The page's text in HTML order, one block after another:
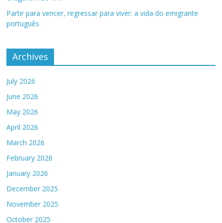
Partir para vencer, regressar para viver: a vida do emigrante
português
Archives
July 2026
June 2026
May 2026
April 2026
March 2026
February 2026
January 2026
December 2025
November 2025
October 2025